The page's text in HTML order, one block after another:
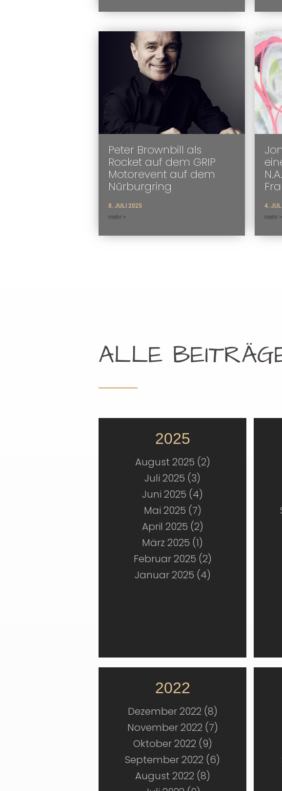
Peter Brownbill als
Rocket auf dem GRIP
Motorevent auf dem
Nürburgring
8. JULI 2025
mehr >
4.
mehr >
ALLE
2025
August 2025 (2)
Juli 2025 (3)
Juni 2025 (4)
Mai 2025 (7)
April 2025 (2)
März 2025 (1)
Februar 2025 (2)
Januar 2025 (4)
2022
Dezember 2022 (8)
November 2022 (7)
Oktober 2022 (9)
September 2022 (6)
August 2022 (8)